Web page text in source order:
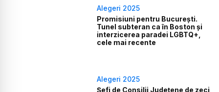
Alegeri 2025
Promisiuni pentru București.
Tunel subteran ca în Boston și
interzicerea paradei LGBTQ+,
cele mai recente
Alegeri 2025
Șefi de Consilii Județene de zeci